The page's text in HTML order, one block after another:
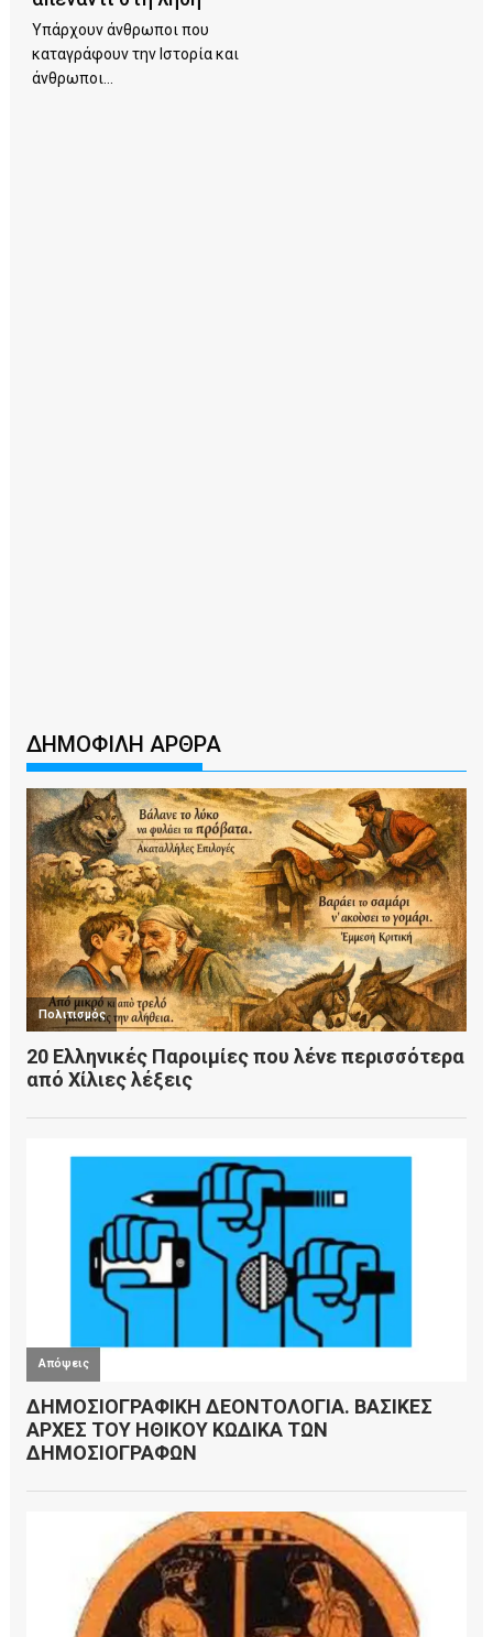
Υπάρχουν άνθρωποι που
καταγράφουν την Ιστορία και
άνθρωποι...
ΔΗΜΟΦΙΛΗ ΑΡΘΡΑ